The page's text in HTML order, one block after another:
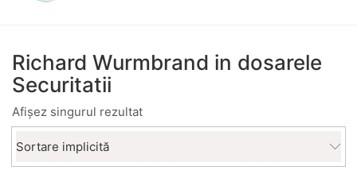
Richard Wurmbrand in dosarele
Securitatii
Afișez singurul rezultat
Sortare implicită